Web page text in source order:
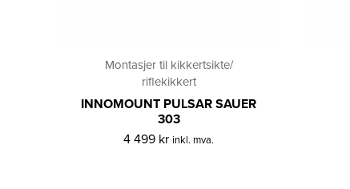
Montasjer til kikkertsikte/
riflekikkert
INNOMOUNT PULSAR SAUER
303
4 499 kr inkl. mva.